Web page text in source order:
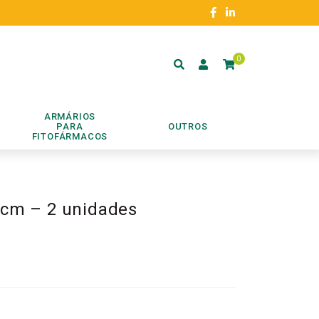
0
ARMÁRIOS
PARA
FITOFÁRMACOS
OUTROS
– 2 unidades